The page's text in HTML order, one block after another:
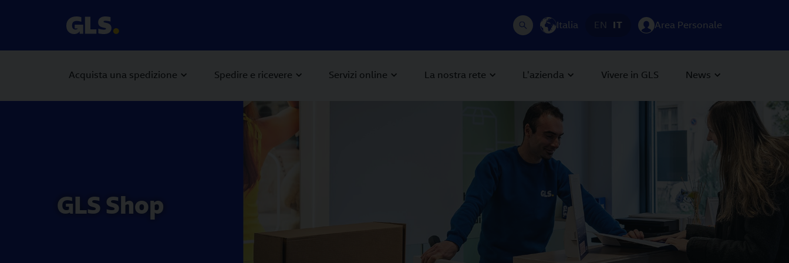
Italia EN IT Area Personale
Acquista una spedizione Spedire e ricevere Servizi online La nostra rete L'azienda Vivere in GLS News
Carousel with slides shown at a time. Use the Previous and Next buttons to navigate.
GLS Shop